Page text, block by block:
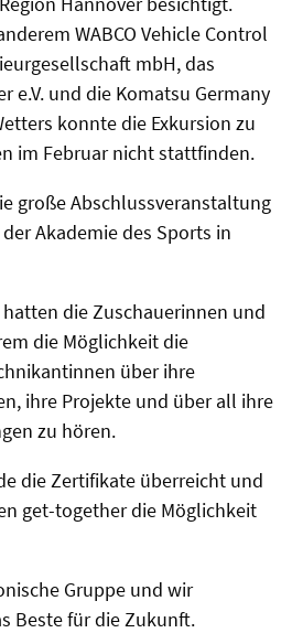
WABCO Vehicle Control
mbH, das
e.V. und die Komatsu Germany
konnte die Exkursion zu
im Februar nicht stattfinden.
große Abschlussveranstaltung
Akademie des Sports in
die Zuschauerinnen und
die Möglichkeit die
über ihre
ihre Projekte und über all ihre
zu hören.
die Zertifikate überreicht und
get-together die Möglichkeit
Gruppe und wir
Beste für die Zukunft.